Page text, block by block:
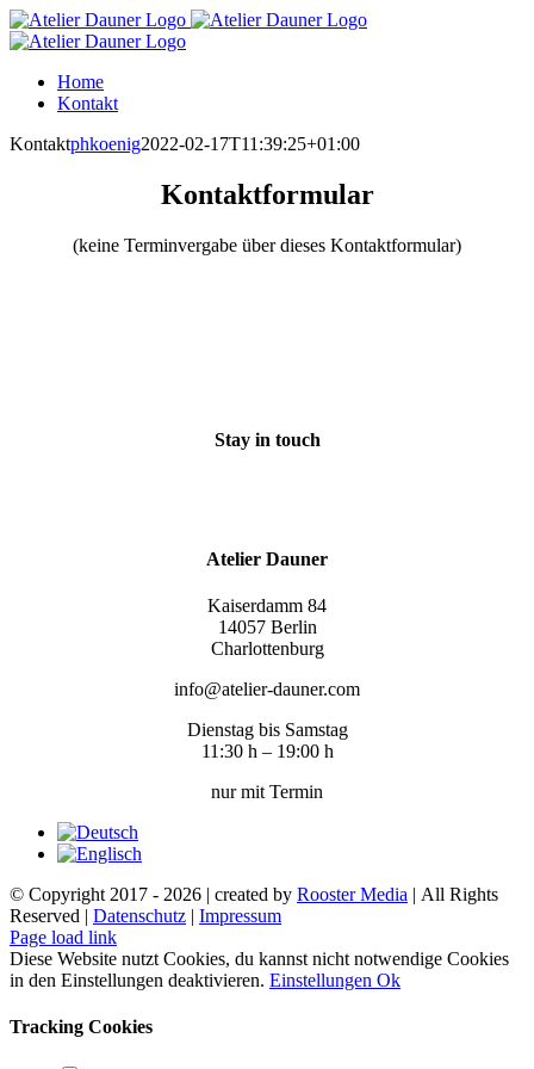
Zum
Inhalt
Home
Kontakt
Kontaktphkoenig2022-02-17T11:39:25+01:00
Kontaktformular
(keine Terminvergabe über dieses Kontaktformular)
Stay in touch
Atelier Dauner
Kaiserdamm 84
14057 Berlin
Charlottenburg
info@atelier-dauner.com
Dienstag bis Samstag
11:30 h – 19:00 h
nur mit Termin
© Copyright 2017 - 2026 | created by Rooster Media | All Rights
Reserved | Datenschutz | Impressum
Page load link
Diese Website nutzt Cookies, du kannst nicht notwendige Cookies
in den Einstellungen deaktivieren. Einstellungen Ok
Tracking Cookies